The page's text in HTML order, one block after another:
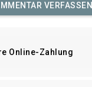
VERFASSEN
Online-Zahlung